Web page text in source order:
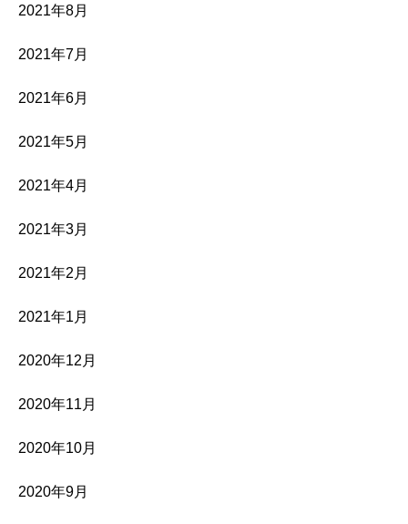
2021年8月
2021年7月
2021年6月
2021年5月
2021年4月
2021年3月
2021年2月
2021年1月
2020年12月
2020年11月
2020年10月
2020年9月